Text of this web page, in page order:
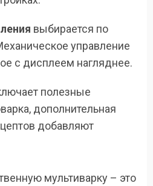
выбирается по
управление
с дисплеем нагляднее.
полезные
дополнительная
добавляют
мультиварку – это